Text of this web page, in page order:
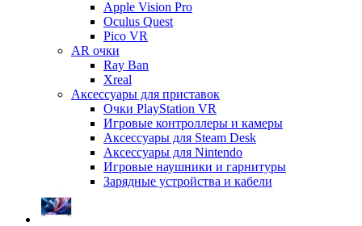
Apple Vision Pro
Oculus Quest
Pico VR
AR очки
Ray Ban
Xreal
Аксессуары для приставок
Очки PlayStation VR
Игровые контроллеры и камеры
Аксессуары для Steam Desk
Аксессуары для Nintendo
Игровые наушники и гарнитуры
Зарядные устройства и кабели